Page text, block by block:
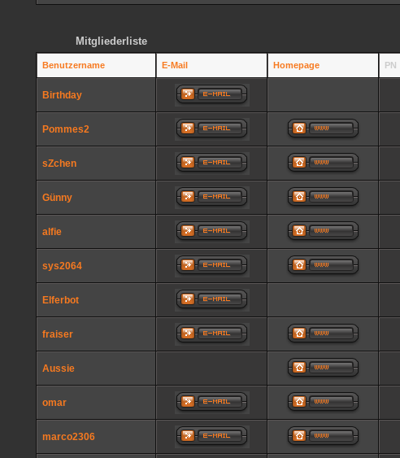
Mitgliederliste
Benutzername E-Mail Homepage PN
Birthday
Pommes2
sZchen
Günny
alfie
sys2064
Elferbot
fraiser
Aussie
omar
marco2306